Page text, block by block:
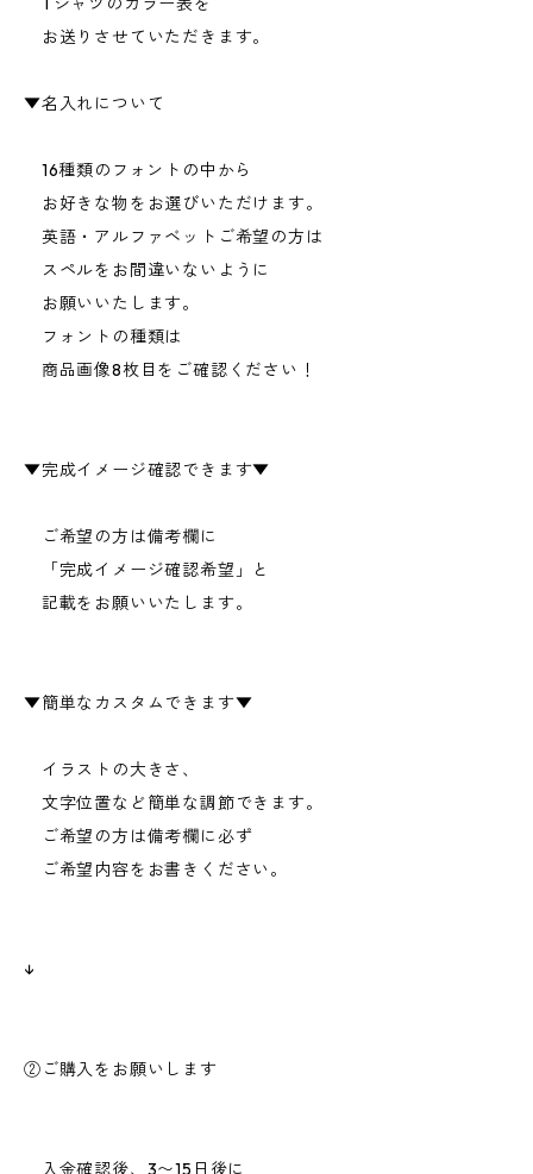
お送りさせていただきます。
▼名入れについて
16種類のフォントの中から
お好きな物をお選びいただけます。
英語・アルファベットご希望の方は
スペルをお間違いないように
お願いいたします。
フォントの種類は
商品画像8枚目をご確認ください！
▼完成イメージ確認できます▼
ご希望の方は備考欄に
「完成イメージ確認希望」と
記載をお願いいたします。
▼簡単なカスタムできます▼
イラストの大きさ、
文字位置など簡単な調節できます。
ご希望の方は備考欄に必ず
ご希望内容をお書きください。
↓
②ご購入をお願いします
入金確認後、3〜15日後に